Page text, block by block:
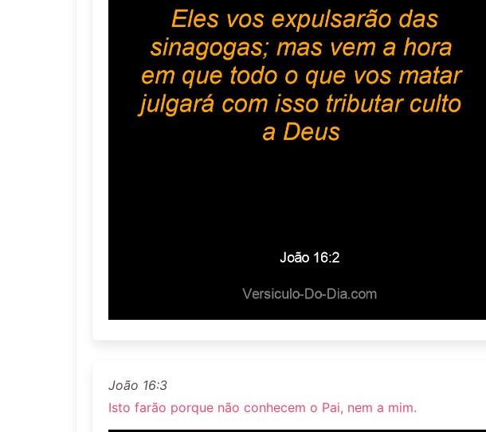
João 16:3
Isto farão porque não conhecem o Pai, nem a mim.